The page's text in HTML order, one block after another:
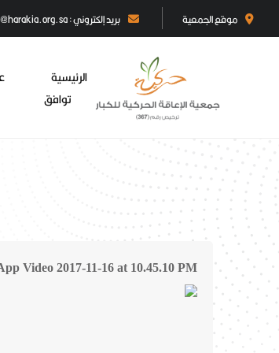
موقع الجمعية بريد إلكتروني : harakia@harakia.org.sa
الرئيسية
توافق
Video 2017-11-16 at 10.45.10 PM